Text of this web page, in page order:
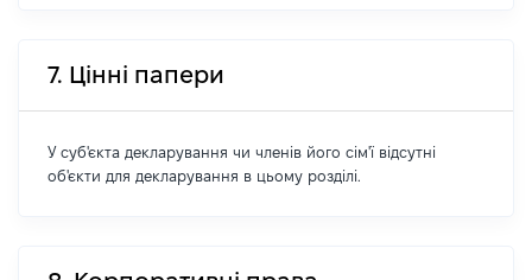
7. Цінні папери
У суб'єкта декларування чи членів його сім'ї відсутні
об'єкти для декларування в цьому розділі.